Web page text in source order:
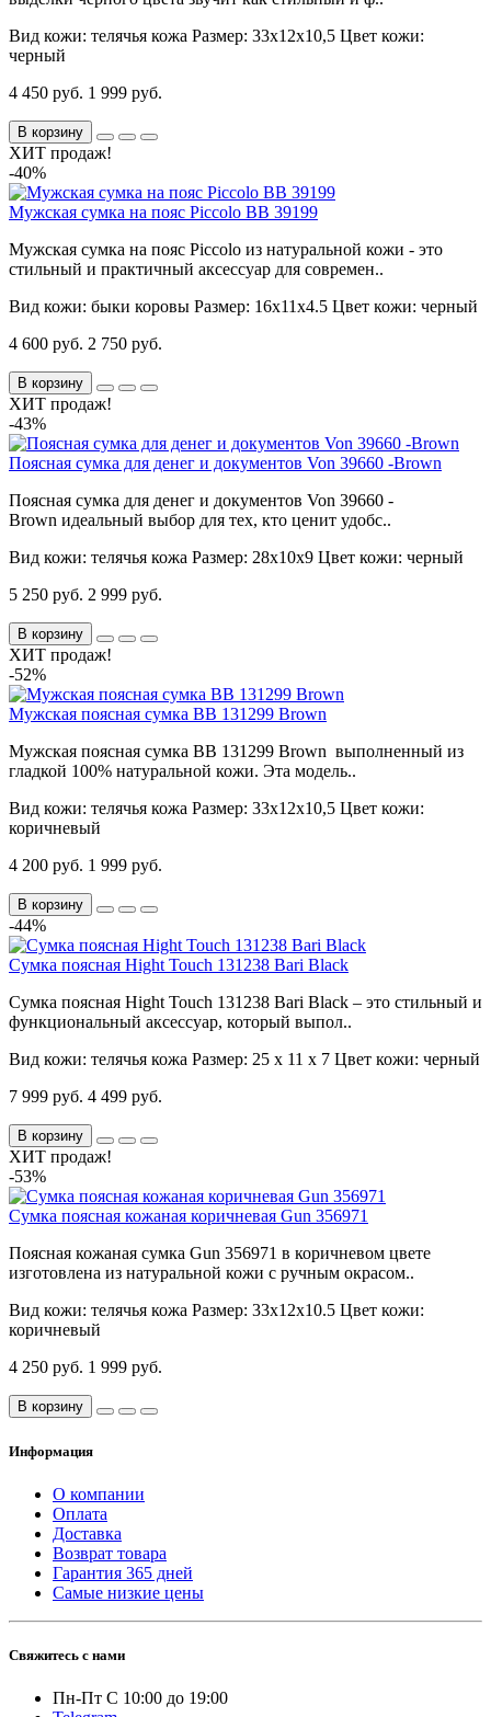
Вид кожи: телячья кожа Размер: 33х12х10,5 Цвет кожи:
черный
4 450 руб. 1 999 руб.
В корзину
ХИТ продаж!
-40%
Мужская сумка на пояс Piccolo BB 39199
Мужская сумка на пояс Piccolo из натуральной кожи - это
стильный и практичный аксессуар для современ..
Вид кожи: быки коровы Размер: 16х11х4.5 Цвет кожи: черный
4 600 руб. 2 750 руб.
В корзину
ХИТ продаж!
-43%
Поясная сумка для денег и документов Von 39660 -Brown
Поясная сумка для денег и документов Von 39660 -
Brown идеальный выбор для тех, кто ценит удобс..
Вид кожи: телячья кожа Размер: 28х10х9 Цвет кожи: черный
5 250 руб. 2 999 руб.
В корзину
ХИТ продаж!
-52%
Мужская поясная сумка BB 131299 Brown
Мужская поясная сумка BB 131299 Brown выполненный из
гладкой 100% натуральной кожи. Эта модель..
Вид кожи: телячья кожа Размер: 33х12х10,5 Цвет кожи:
коричневый
4 200 руб. 1 999 руб.
В корзину
-44%
Сумка поясная Hight Touch 131238 Bari Black
Сумка поясная Hight Touch 131238 Bari Black – это стильный и
функциональный аксессуар, который выпол..
Вид кожи: телячья кожа Размер: 25 х 11 х 7 Цвет кожи: черный
7 999 руб. 4 499 руб.
В корзину
ХИТ продаж!
-53%
Сумка поясная кожаная коричневая Gun 356971
Поясная кожаная сумка Gun 356971 в коричневом цвете
изготовлена из натуральной кожи с ручным окрасом..
Вид кожи: телячья кожа Размер: 33х12х10.5 Цвет кожи:
коричневый
4 250 руб. 1 999 руб.
В корзину
Информация
О компании
Оплата
Доставка
Возврат товара
Гарантия 365 дней
Самые низкие цены
Свяжитесь с нами
Пн-Пт С 10:00 до 19:00